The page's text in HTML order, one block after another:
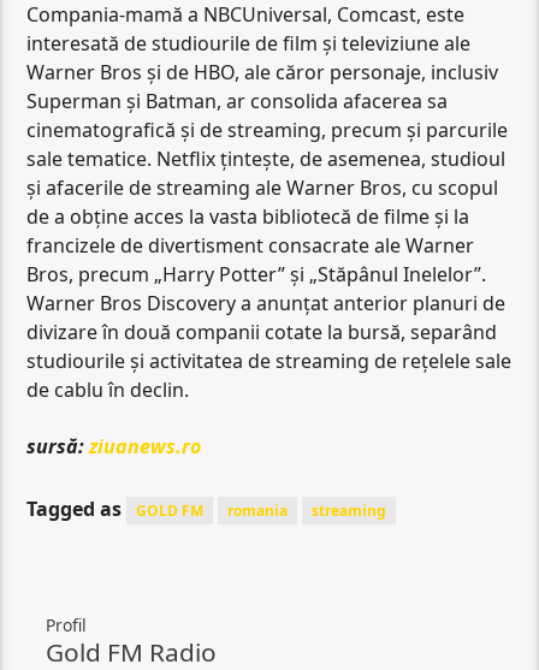
Compania-mamă a NBCUniversal, Comcast, este
interesată de studiourile de film și televiziune ale
Warner Bros și de HBO, ale căror personaje, inclusiv
Superman și Batman, ar consolida afacerea sa
cinematografică și de streaming, precum și parcurile
sale tematice. Netflix țintește, de asemenea, studioul
și afacerile de streaming ale Warner Bros, cu scopul
de a obține acces la vasta bibliotecă de filme și la
francizele de divertisment consacrate ale Warner
Bros, precum „Harry Potter” și „Stăpânul Inelelor”.
Warner Bros Discovery a anunțat anterior planuri de
divizare în două companii cotate la bursă, separând
studiourile și activitatea de streaming de rețelele sale
de cablu în declin.
sursă:ziuanews.ro
Tagged as GOLD FM romania streaming
Profil
Gold FM Radio